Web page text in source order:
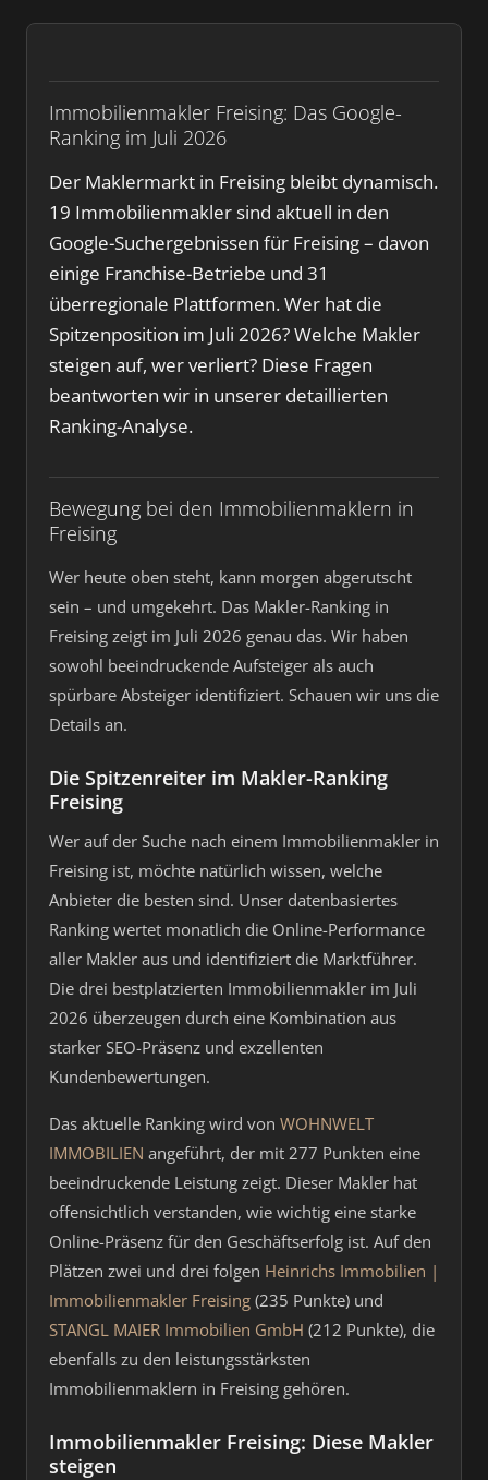
Immobilienmakler Freising: Das Google-
Ranking im Juli 2026
Der Maklermarkt in Freising bleibt dynamisch.
19 Immobilienmakler sind aktuell in den
Google-Suchergebnissen für Freising – davon
einige Franchise-Betriebe und 31
überregionale Plattformen. Wer hat die
Spitzenposition im Juli 2026? Welche Makler
steigen auf, wer verliert? Diese Fragen
beantworten wir in unserer detaillierten
Ranking-Analyse.
Bewegung bei den Immobilienmaklern in
Freising
Wer heute oben steht, kann morgen abgerutscht
sein – und umgekehrt. Das Makler-Ranking in
Freising zeigt im Juli 2026 genau das. Wir haben
sowohl beeindruckende Aufsteiger als auch
spürbare Absteiger identifiziert. Schauen wir uns die
Details an.
Die Spitzenreiter im Makler-Ranking
Freising
Wer auf der Suche nach einem Immobilienmakler in
Freising ist, möchte natürlich wissen, welche
Anbieter die besten sind. Unser datenbasiertes
Ranking wertet monatlich die Online-Performance
aller Makler aus und identifiziert die Marktführer.
Die drei bestplatzierten Immobilienmakler im Juli
2026 überzeugen durch eine Kombination aus
starker SEO-Präsenz und exzellenten
Kundenbewertungen.
Das aktuelle Ranking wird von WOHNWELT
IMMOBILIEN angeführt, der mit 277 Punkten eine
beeindruckende Leistung zeigt. Dieser Makler hat
offensichtlich verstanden, wie wichtig eine starke
Online-Präsenz für den Geschäftserfolg ist. Auf den
Plätzen zwei und drei folgen Heinrichs Immobilien |
Immobilienmakler Freising (235 Punkte) und
STANGL MAIER Immobilien GmbH (212 Punkte), die
ebenfalls zu den leistungsstärksten
Immobilienmaklern in Freising gehören.
Immobilienmakler Freising: Diese Makler
steigen